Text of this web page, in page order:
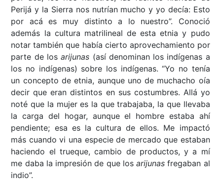
Perijá y la Sierra nos nutrían mucho y yo decía: Esto
por acá es muy distinto a lo nuestro”. Conoció
además la cultura matrilineal de esta etnia y pudo
notar también que había cierto aprovechamiento por
parte de losarijunas (así denominan los indígenas a
los no indígenas) sobre los indígenas. “Yo no tenía
un concepto de etnia, aunque uno de muchacho oía
decir que eran distintos en sus costumbres. Allá yo
noté que la mujer es la que trabajaba, la que llevaba
la carga del hogar, aunque el hombre estaba ahí
pendiente; esa es la cultura de ellos. Me impactó
más cuando vi una especie de mercado que estaban
haciendo el trueque, cambio de productos, y a mí
me daba la impresión de que losarijunas fregaban al
indio”.